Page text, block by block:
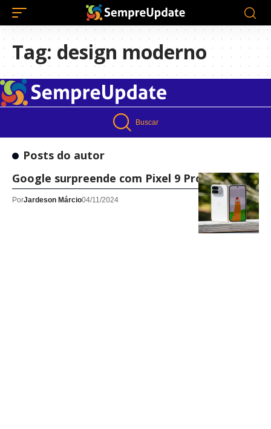
Tag: design moderno
Buscar
Posts do autor
Google surpreende com Pixel 9 Pro Fold
PorJardeson Márcio04/11/2024